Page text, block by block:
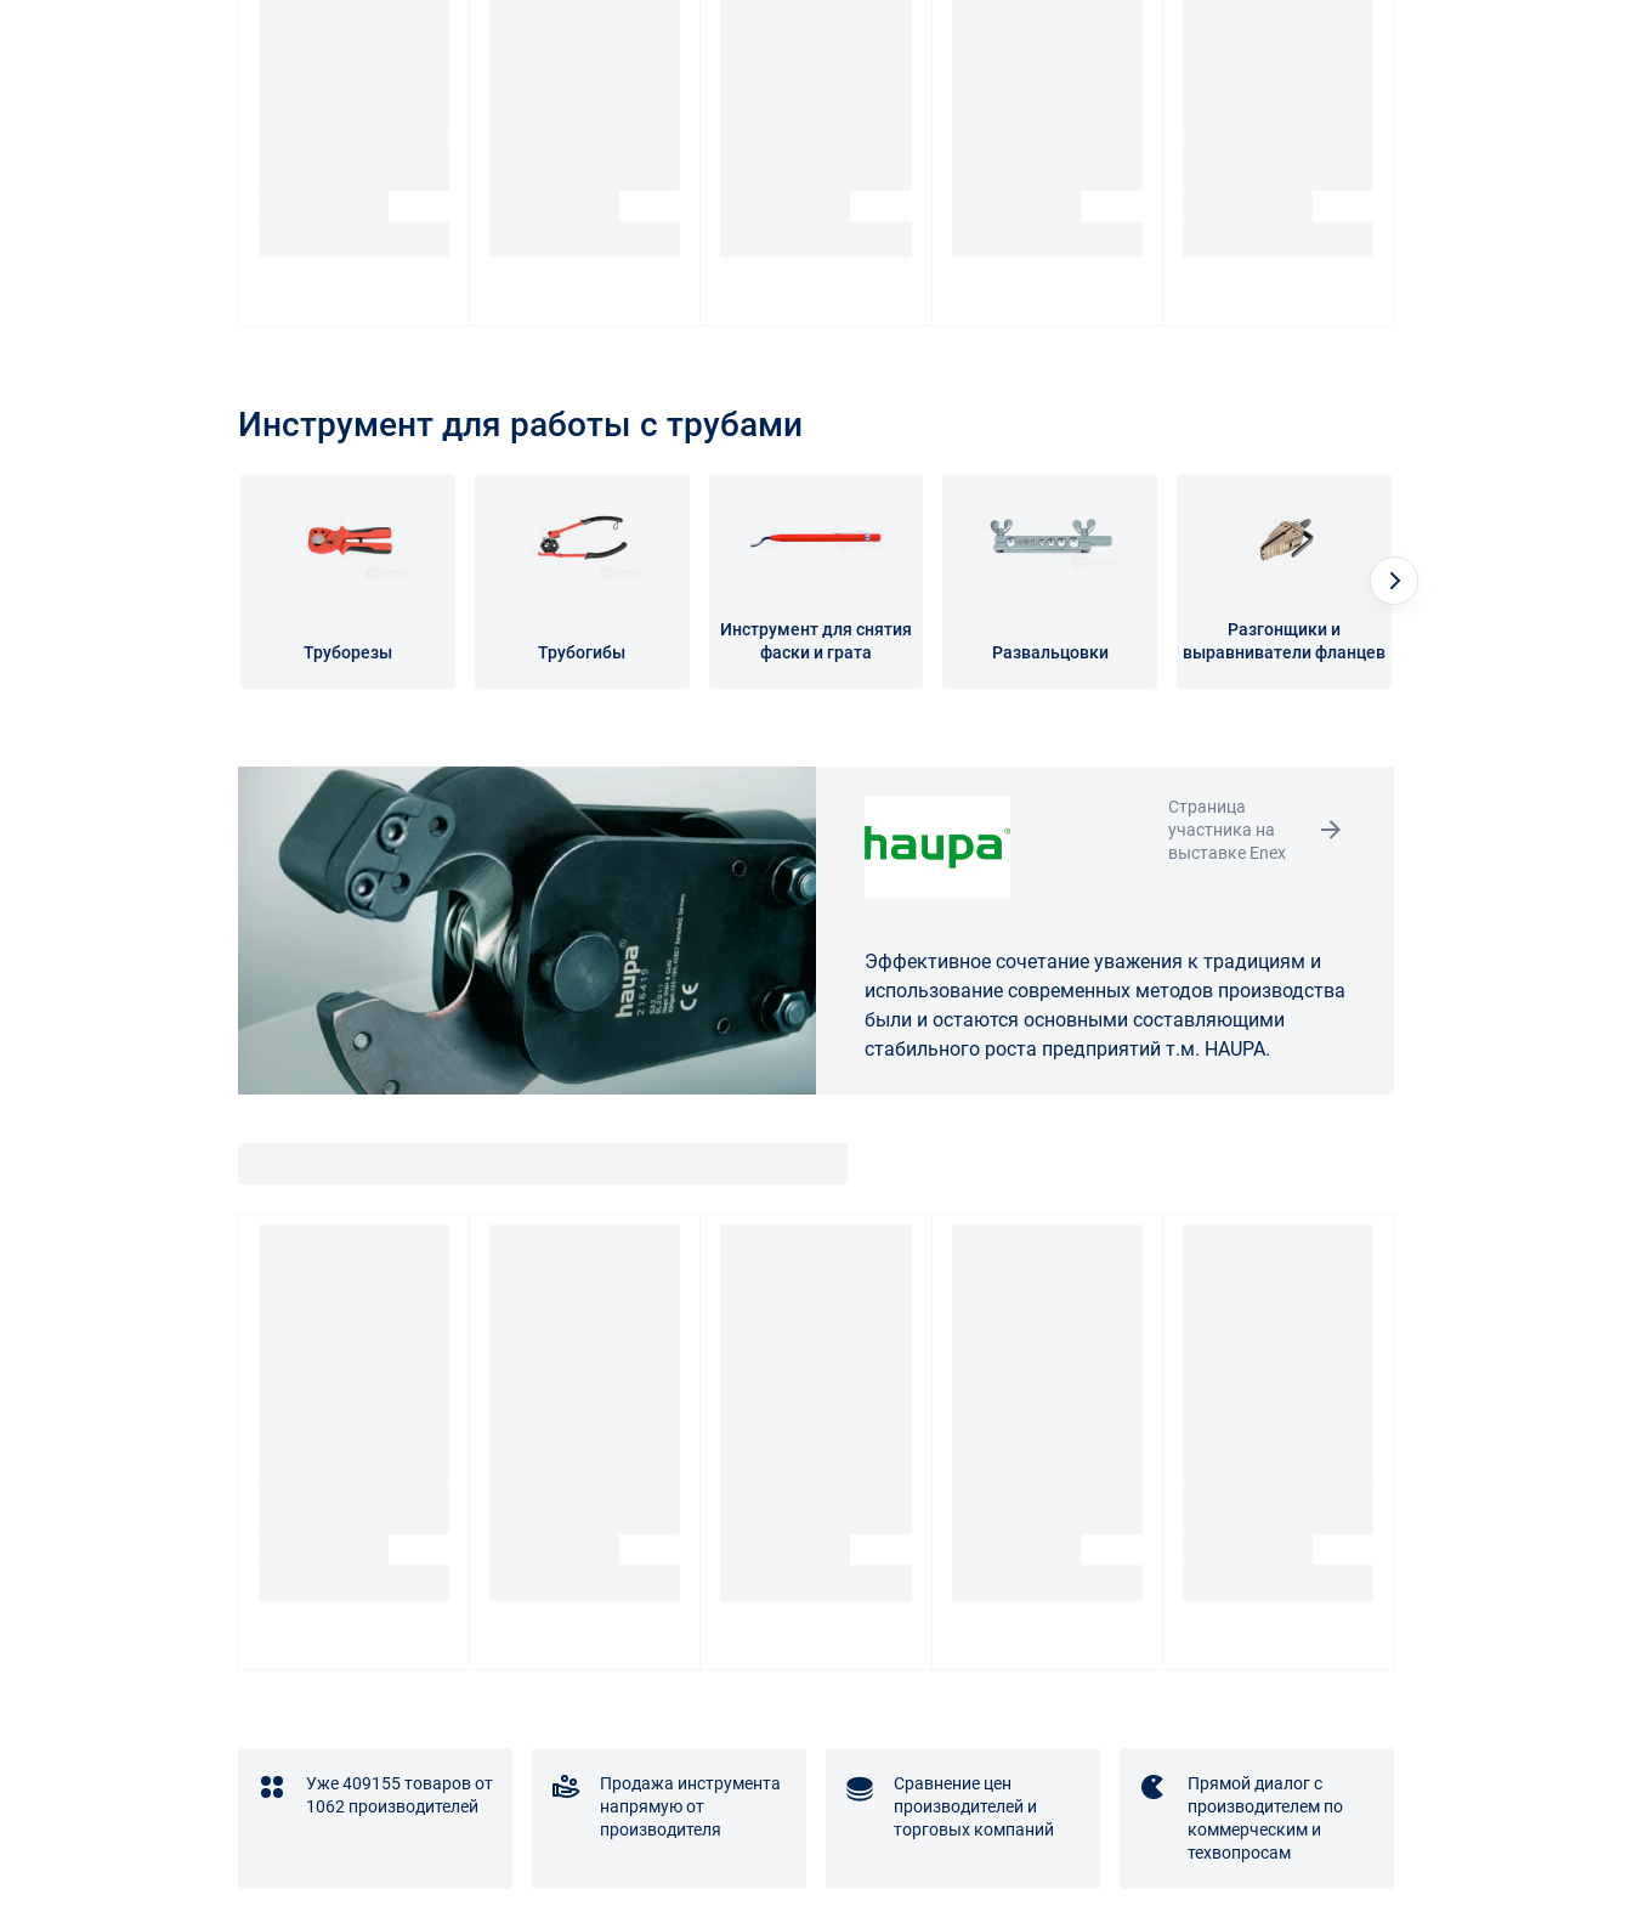
Инструмент для работы с трубами
Труборезы Трубогибы
Инструмент для снятия
фаски и грата
Развальцовки
Разгонщики и
выравниватели фланцев
Страница
участника на
выставке Enex
Эффективное сочетание уважения к традициям и
использование современных методов производства
были и остаются основными составляющими
стабильного роста предприятий т.м. HAUPA.
Уже 409155 товаров от
1062 производителей
Продажа инструмента
напрямую от
производителя
Сравнение цен
производителей и
торговых компаний
Прямой диалог с
производителем по
коммерческим и
техвопросам